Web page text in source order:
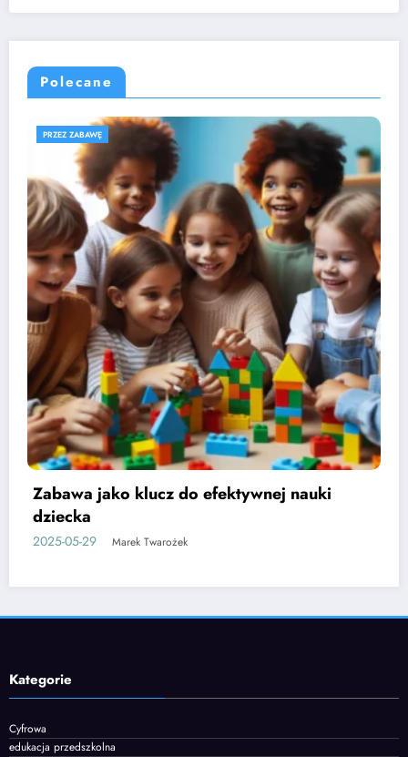
Polecane
ROZWÓJ DZIECKA
Etapy rozwoju mowy u dzieci i jak je
wspierać
2025-06-05 Marek Twarożek
Kategorie
Cyfrowa
edukacja przedszkolna